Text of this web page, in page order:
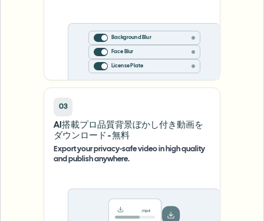
Background Blur
Face Blur
License Plate
03
AI搭載プロ品質背景ぼかし付き動画を
ダウンロード - 無料
Export your privacy-safe video in high quality
and publish anywhere.
.mp4